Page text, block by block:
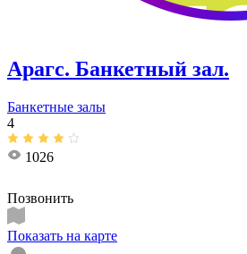
Арагс. Банкетный зал.
Банкетные залы
4
1026
Позвонить
Показать на карте